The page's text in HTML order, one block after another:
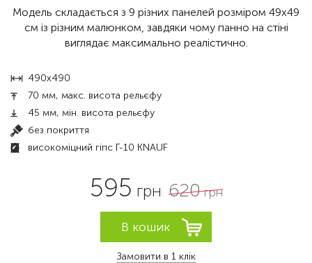
Модель складається з 9 різних панелей розміром 49х49
см із різним малюнком, завдяки чому панно на стіні
виглядає максимально реалістично.
490х490
70 мм, макс. висота рельєфу
45 мм, мін. висота рельєфу
без покриття
високоміцний гіпс Г-10 KNAUF
595 грн 620грн
Замовити в 1 клік